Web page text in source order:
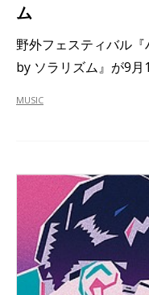
ム
野外フェスティバル
by ソラリズム』が9
MUSIC